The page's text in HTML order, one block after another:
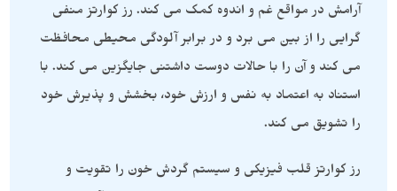
آرامش در مواقع غم و اندوه کمک می کند. رز کوارتز منفی
گرایی را از بین می برد و در برابر آلودگی محیطی محافظت
می کند و آن را با حالات دوست داشتنی جایگزین می کند. با
استناد به اعتماد به نفس و ارزش خود، بخشش و پذیرش خود
را تشویق می کند.
رز کوارتز قلب فیزیکی و سیستم گردش خون را تقویت و